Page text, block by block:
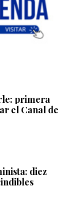
primera
el Canal de
diez